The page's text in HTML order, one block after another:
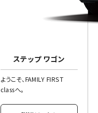
ステップ ワゴン
ようこそ、FAMILY FIRST
classへ。